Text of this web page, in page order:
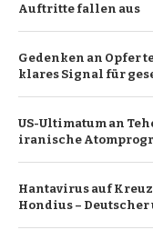
Auftritte fallen aus
Gedenken an Opfer
klares Signal für
US-Ultimatum an
iranische
Hantavirus auf
Hondius –